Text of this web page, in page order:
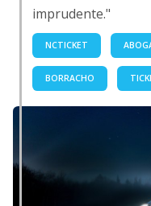
imprudente."
NCTICKET
BORRACHO